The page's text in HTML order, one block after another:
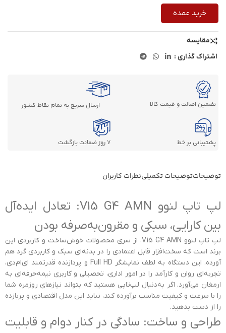
خرید عمده
مقایسه
اشتراک گذاری :
تضمین اصالت و قیمت کالا ارسال سریع به تمام نقاط کشور
پشتیبانی بر خط 7 روز ضمانت بازگشت
توضیحاتتوضیحات تکمیلینظرات کاربران
لپ تاپ لنوو V15 G4 AMN: تعادل ایده‌آل
بین کارایی، سبکی و مقرون‌به‌صرفه بودن
لپ تاپ لنوو V15 G4 AMN، از سری محصولات خوش‌ساخت و کاربردی این
برند است که سخت‌افزار قابل اعتمادی را در بدنه‌ای سبک و کاربردی گرد هم
آورده. این دستگاه به لطف نمایشگر Full HD و پردازنده قدرتمند ای‌ام‌دی،
تجربه‌ای روان و کارآمد را در امور اداری، تحصیلی و کاربری نیمه‌حرفه‌ای به
ارمغان می‌آورد. اگر به‌دنبال لپ‌تاپی هستید که بتواند نیازهای روزمره شما
را با سرعت و کیفیت مناسب برآورده کند، نباید این مدل اقتصادی و پربازده
را از دست بدهید.
طراحی و ساخت: سادگی در کنار دوام و قابلیت